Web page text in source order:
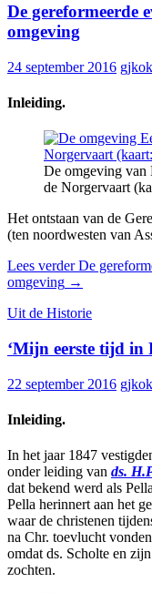
De gereformeerde
omgeving
24 september 2016 gjkok
Inleiding.
De omgeving van
de Norgervaart
Het ontstaan van de
(ten noordwesten van
Lees verderDe
omgeving →
Uit de Historie
‘Mijn eerste tijd in
22 september 2016 gjkok
Inleiding.
In het jaar 1847
onder leiding van ds.
dat bekend werd als
Pella herinnert aan het
waar de christenen
na Chr. toevlucht
omdat ds. Scholte en
zochten.